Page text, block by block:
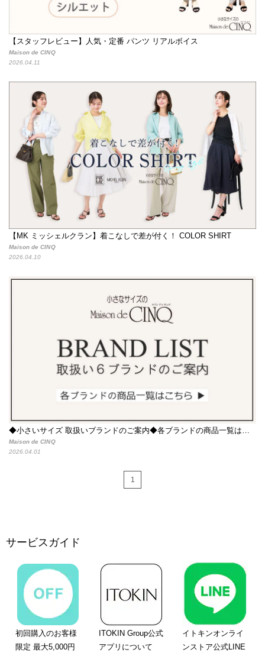
【スタッフレビュー】人気・定番 パンツ リアルボイス
Maison de CINQ
2026.04.11
【MK ミッシェルクラン】着こなしで差が付く！ COLOR SHIRT
Maison de CINQ
2026.04.10
Maison de CINQ
2026.04.01
1
サービスガイド
初回購入のお客様
限定 最大5,000円
ITOKIN Group公式
アプリについて
イトキンオンライ
ンストア公式LINE